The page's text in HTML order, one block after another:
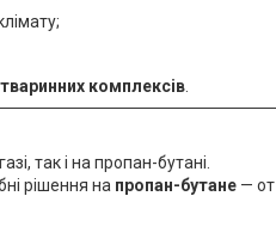
комплексів
так і на пропан-бутані.
рішення на пропан-бутане — от